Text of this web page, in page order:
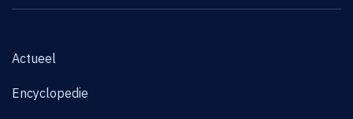
Actueel
Encyclopedie